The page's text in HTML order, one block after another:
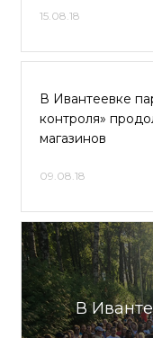
15.08.18
В Ивантеевке
контроля»
магазинов
09.08.18
В